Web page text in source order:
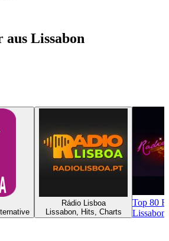
aus Lissabon
Rádio Lisboa
Lissabon, Hits, Charts
Top 80